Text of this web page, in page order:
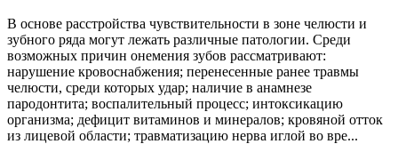
В основе расстройства чувствительности в зоне челюсти и
зубного ряда могут лежать различные патологии. Среди
возможных причин онемения зубов рассматривают:
нарушение кровоснабжения; перенесенные ранее травмы
челюсти, среди которых удар; наличие в анамнезе
пародонтита; воспалительный процесс; интоксикацию
организма; дефицит витаминов и минералов; кровяной отток
из лицевой области; травматизацию нерва иглой во вре...